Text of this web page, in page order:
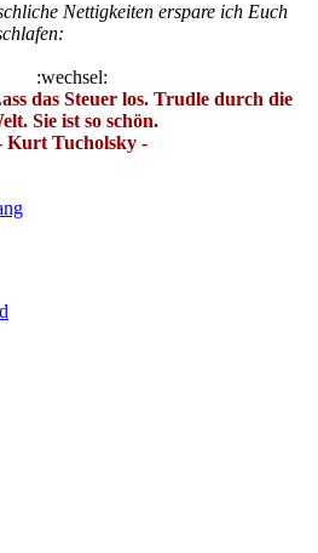
Nettigkeiten erspare ich Euch
:wechsel:
das Steuer los. Trudle durch die
Sie ist so schön.
Kurt Tucholsky -